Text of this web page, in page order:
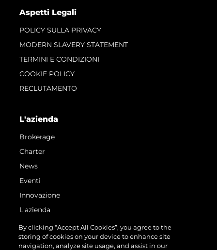
Aspetti Legali
POLICY SULLA PRIVACY
MODERN SLAVERY STATEMENT
TERMINI E CONDIZIONI
COOKIE POLICY
RECLUTAMENTO
L'azienda
Brokerage
Charter
News
Eventi
Innovazione
L'azienda
Il Team
Lifestyle
By clicking “Accept All Cookies”, you agree to the
storing of cookies on your device to enhance site
navigation, analyze site usage, and assist in our